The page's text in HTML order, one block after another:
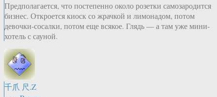
Предполагается, что постепенно около розетки самозародится
бизнес. Откроется киоск со жрачкой и лимонадом, потом
девочки-сосалки, потом еще всякое. Глядь — а там уже мини-
хотель с сауной.
千爪 尺.Z